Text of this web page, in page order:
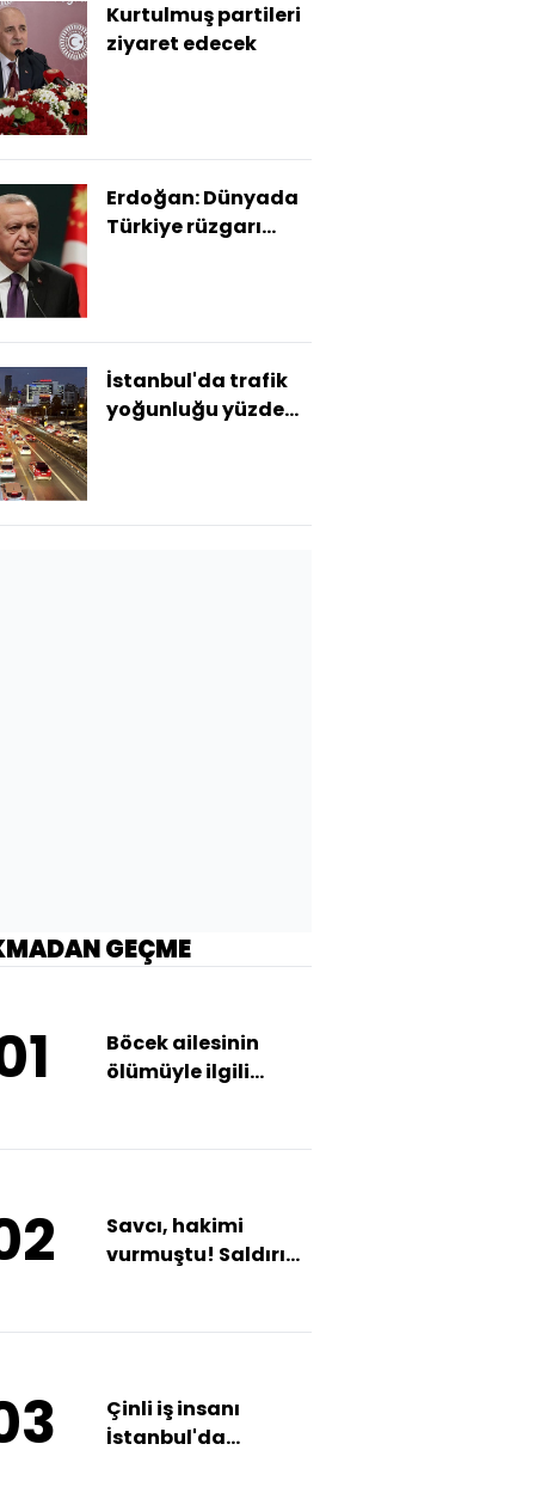
Kurtulmuş partileri
ziyaret edecek
Erdoğan: Dünyada
Türkiye rüzgarı
İstanbul'da trafik
yoğunluğu yüzde
GEÇME
Böcek ailesinin
ölümüyle ilgili
Savcı, hakimi
vurmuştu! Saldırı
Çinli iş insanı
İstanbul'da